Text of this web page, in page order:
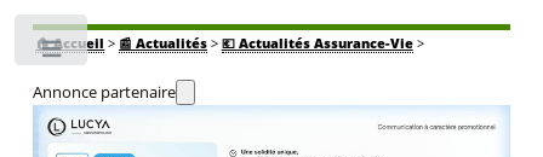
🏠Accueil > 📰 Actualités> 💶 Actualités Assurance-Vie>
Annonce partenaire
Toggle